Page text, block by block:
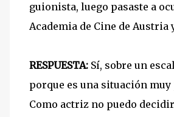
guionista, luego pasaste a
Academia de Cine de
RESPUESTA: Sí, sobre un
porque es una situación
Como actriz no puedo